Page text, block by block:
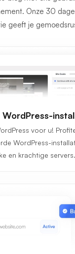
Onze 30
geeft je
voor u!
WordPress-
en krachtige servers.